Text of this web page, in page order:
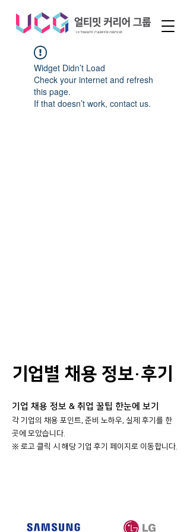
Widget Didn’t Load
Check your internet and refresh
this page.
If that doesn’t work, contact us.
기업별 채용 정보·후기
기업 채용 정보 & 취업 꿀팁 한눈에 보기
각 기업의 채용 포인트, 준비 노하우, 실제 후기를 한
곳에 모았습니다.
​※ 로고 클릭 시 해당 기업 후기 페이지로 이동합니다.